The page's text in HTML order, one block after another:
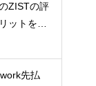
ZISTの評
ットを徹
先払